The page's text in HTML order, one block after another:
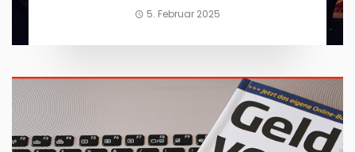
5. Februar 2025